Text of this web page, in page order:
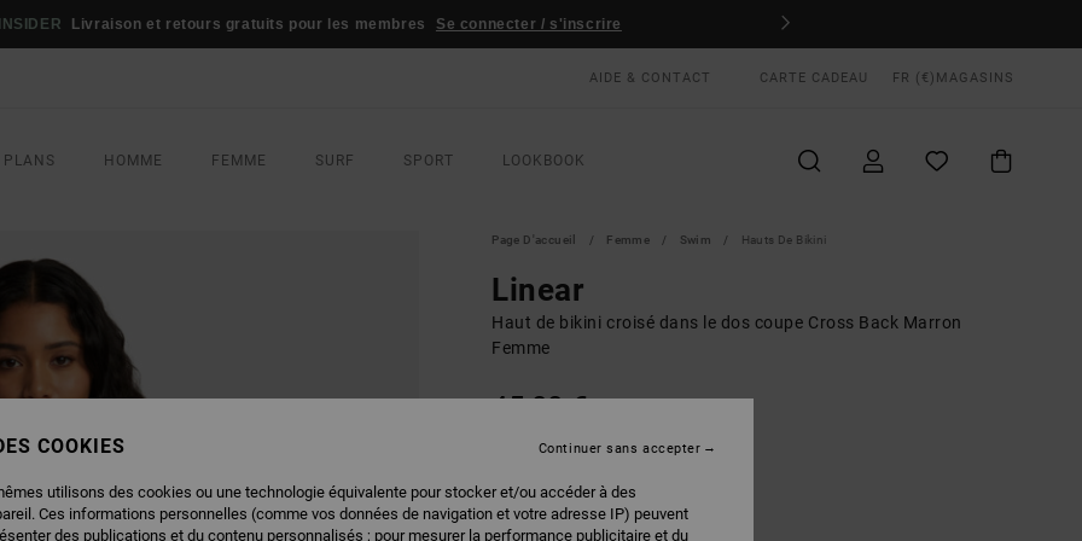
Livraison et retours gratuits pour les membres Se connecter / s'inscrire
AIDE & CONTACT CARTE CADEAU FR (€) MAGASINS
PLANS HOMME FEMME SURF SPORT LOOKBOOK
Page D'accueil Femme Swim Hauts De Bikini
Linear
Haut de bikini croisé dans le dos coupe Cross Back Marron
Femme
45,00 €
COOKIES
utilisons des cookies ou une technologie équivalente pour stocker et/ou accéder à des
Ces informations personnelles (comme vos données de navigation et votre adresse IP) peuvent
des publications et du contenu personnalisés ; pour mesurer la performance publicitaire et du
Continuer sans accepter